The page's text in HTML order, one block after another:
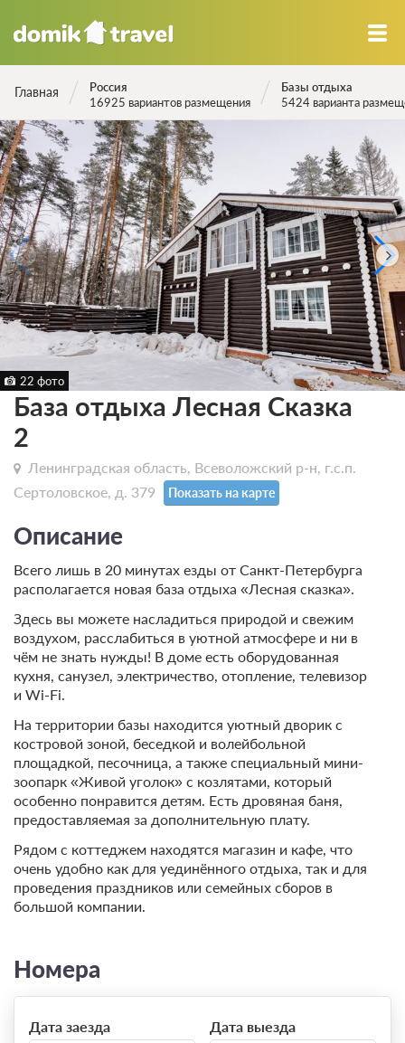
Главная
Россия
16925 вариантов размещения
Базы отдыха
5424 варианта
22 фото
База отдыха Лесная Сказка
2
Ленинградская область, Всеволожский р-н, г.с.п.
Сертоловское, д. 379
Показать на карте
Описание
Всего лишь в 20 минутах езды от Санкт-Петербурга
располагается новая база отдыха «Лесная сказка».
Здесь вы можете насладиться природой и свежим
воздухом, расслабиться в уютной атмосфере и ни в
чём не знать нужды! В доме есть оборудованная
кухня, санузел, электричество, отопление, телевизор
и Wi-Fi.
На территории базы находится уютный дворик с
костровой зоной, беседкой и волейбольной
площадкой, песочница, а также специальный мини-
зоопарк «Живой уголок» с козлятами, который
особенно понравится детям. Есть дровяная баня,
предоставляемая за дополнительную плату.
Рядом с коттеджем находятся магазин и кафе, что
очень удобно как для уединённого отдыха, так и для
проведения праздников или семейных сборов в
большой компании.
Номера
Дата заезда Дата выезда